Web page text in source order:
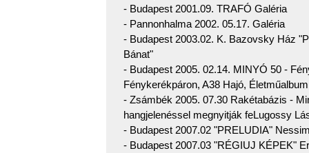
- Budapest 2001.09. TRAFÓ Galéria
- Pannonhalma 2002. 05.17. Galéria
- Budapest 2003.02. K. Bazovsky Ház
Bánat"
- Budapest 2005. 02.14. MINYÓ 50 -
Fénykerékpáron, A38 Hajó,
- Zsámbék 2005. 07.30 Rakétabázis -
hangjelenéssel megnyitják feLugossy
- Budapest 2007.02 "PRELUDIA"
- Budapest 2007.03 "RÉGIUJ KÉPEK"